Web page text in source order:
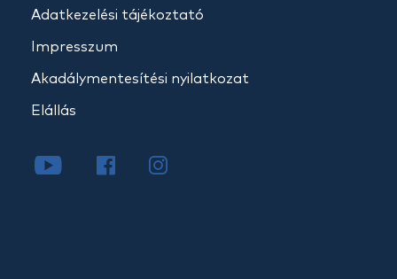
Adatkezelési tájékoztató
Impresszum
Akadálymentesítési nyilatkozat
Elállás